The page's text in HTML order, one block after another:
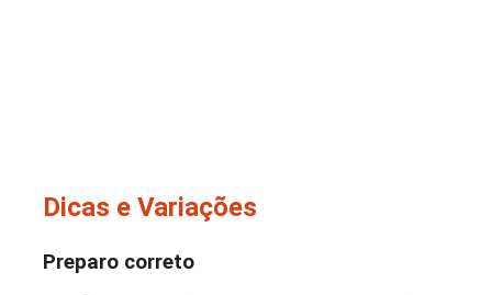
Dicas e Variações
Preparo correto